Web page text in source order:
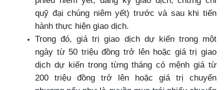
quỹ đại chúng niêm yết) trước và sau khi tiến
hành thực hiện giao dịch.
Trong đó, giá trị giao dịch dự kiến trong một
ngày từ 50 triệu đồng trở lên hoặc giá trị giao
dịch dự kiến trong từng tháng có mệnh giá từ
200 triệu đồng trở lên hoặc giá trị chuyển